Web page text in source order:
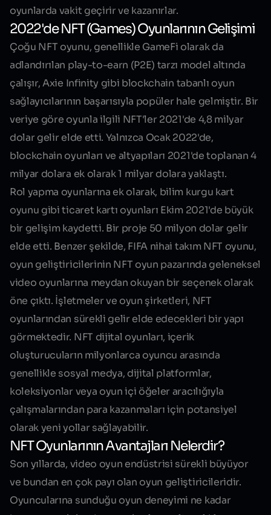
oyunlarda vakit geçirir ve kazanırlar.
2022'de NFT (Games) Oyunlarının Gelişimi
Çoğu NFT oyunu, genellikle GameFi olarak da
adlandırılan play-to-earn (P2E) tarzı model altında
çalışır, Axie Infinity gibi blockchain tabanlı oyun
sağlayıcılarının başarısıyla popüler hale gelmiştir. Bir
veriye göre oyunla ilgili NFT'ler 2021'de 4,8 milyar
dolar gelir elde etti. Yalnızca Ocak 2022'de,
blockchain oyunları ve altyapıları 2021'de toplanan 4
milyar dolara ek olarak 1 milyar dolara yaklaştı.
Rol yapma oyunlarına ek olarak, bilim kurgu kart
oyunu gibi ticaret kartı oyunları Ekim 2021'de büyük
bir gelişim kaydetti. Bir proje 50 milyon dolar gelir
elde etti. Benzer şekilde, FIFA nihai takım NFT oyunu,
oyun geliştiricilerinin NFT oyun pazarında geleneksel
video oyunlarına meydan okuyan bir seçenek olarak
öne çıktı. İşletmeler ve oyun şirketleri, NFT
oyunlarından sürekli gelir elde edecekleri bir yapı
görmektedir. NFT dijital oyunları, içerik
oluşturucuların milyonlarca oyuncu arasında
genellikle sosyal medya, dijital platformlar,
koleksiyonlar veya oyun içi öğeler aracılığıyla
çalışmalarından para kazanmaları için potansiyel
olarak yeni yollar sağlayabilir.
NFT Oyunlarının Avantajları Nelerdir?
Son yıllarda, video oyun endüstrisi sürekli büyüyor
ve bundan en çok payı olan oyun geliştiricileridir.
Oyuncularına sunduğu oyun deneyimi ne kadar